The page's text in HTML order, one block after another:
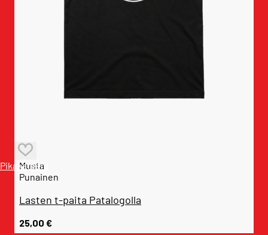
Pikakatselu
Musta
Punainen
Lasten t-paita Patalogolla
25,00 €